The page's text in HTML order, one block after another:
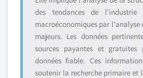
des tendances de
macroéconomiques par l'analyse
majeurs. Les données
sources payantes et
données fiable. Ces
soutenir la recherche primaire et